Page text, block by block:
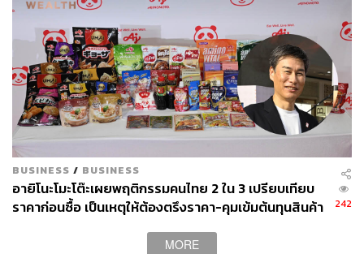
BUSINESS / BUSINESS
อายิโนะโมะโต๊ะเผยพฤติกรรมคนไทย 2 ใน 3 เปรียบเทียบ
ราคาก่อนซื้อ เป็นเหตุให้ต้องตรึงราคา-คุมเข้มต้นทุนสินค้า
242
MORE